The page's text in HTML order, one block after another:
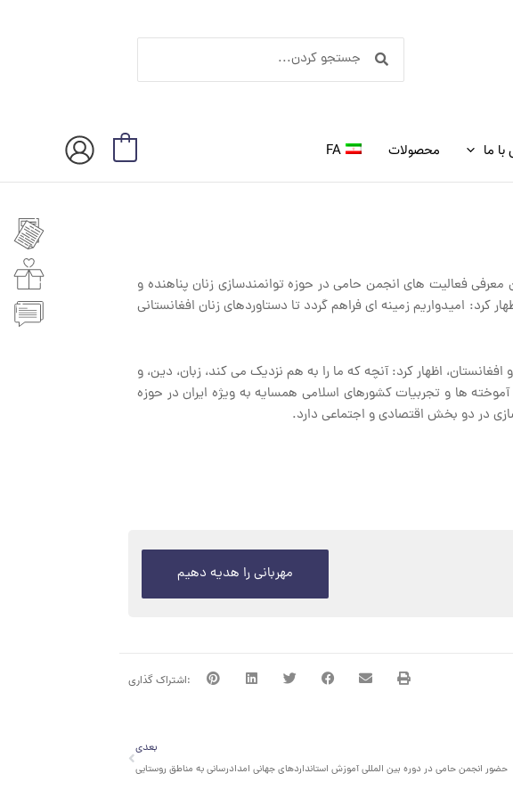
جستجو
کردنکردن
ما محصولات FA
معرفی فعالیت های انجمن حامی در حوزه توانمندسازی زنان پناهنده و
زنان اشاره کرد. وی اظهار کرد: امیدواریم زمینه ای فراهم گردد تا دستاوردهای زنان افغانستانی
اظهار کرد: آنچه که ما را به هم نزدیک می کند، زبان، دین، و
ها و تجربیات کشورهای اسلامی همسایه به ویژه ایران در حوزه
در دو بخش اقتصادی و اجتماعی دارد.
مهربانی را هدیه دهیم
بعدی
حضور انجمن حامی در دوره بین المللی آموزش استانداردهای جهانی امدادرسانی به مناطق روستایی